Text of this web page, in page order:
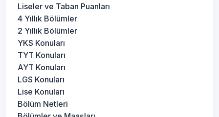
Liseler ve Taban Puanları
4 Yıllık Bölümler
2 Yıllık Bölümler
YKS Konuları
TYT Konuları
AYT Konuları
LGS Konuları
Lise Konuları
Bölüm Netleri